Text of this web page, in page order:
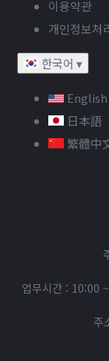
이용약관
개인정보처
한국어 ▾
English
日本語
繁體中
업무시간 : 10:00
주